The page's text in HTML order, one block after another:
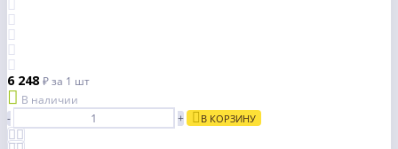
6 248 ₽за 1 шт
В наличии
-
+ В КОРЗИНУ